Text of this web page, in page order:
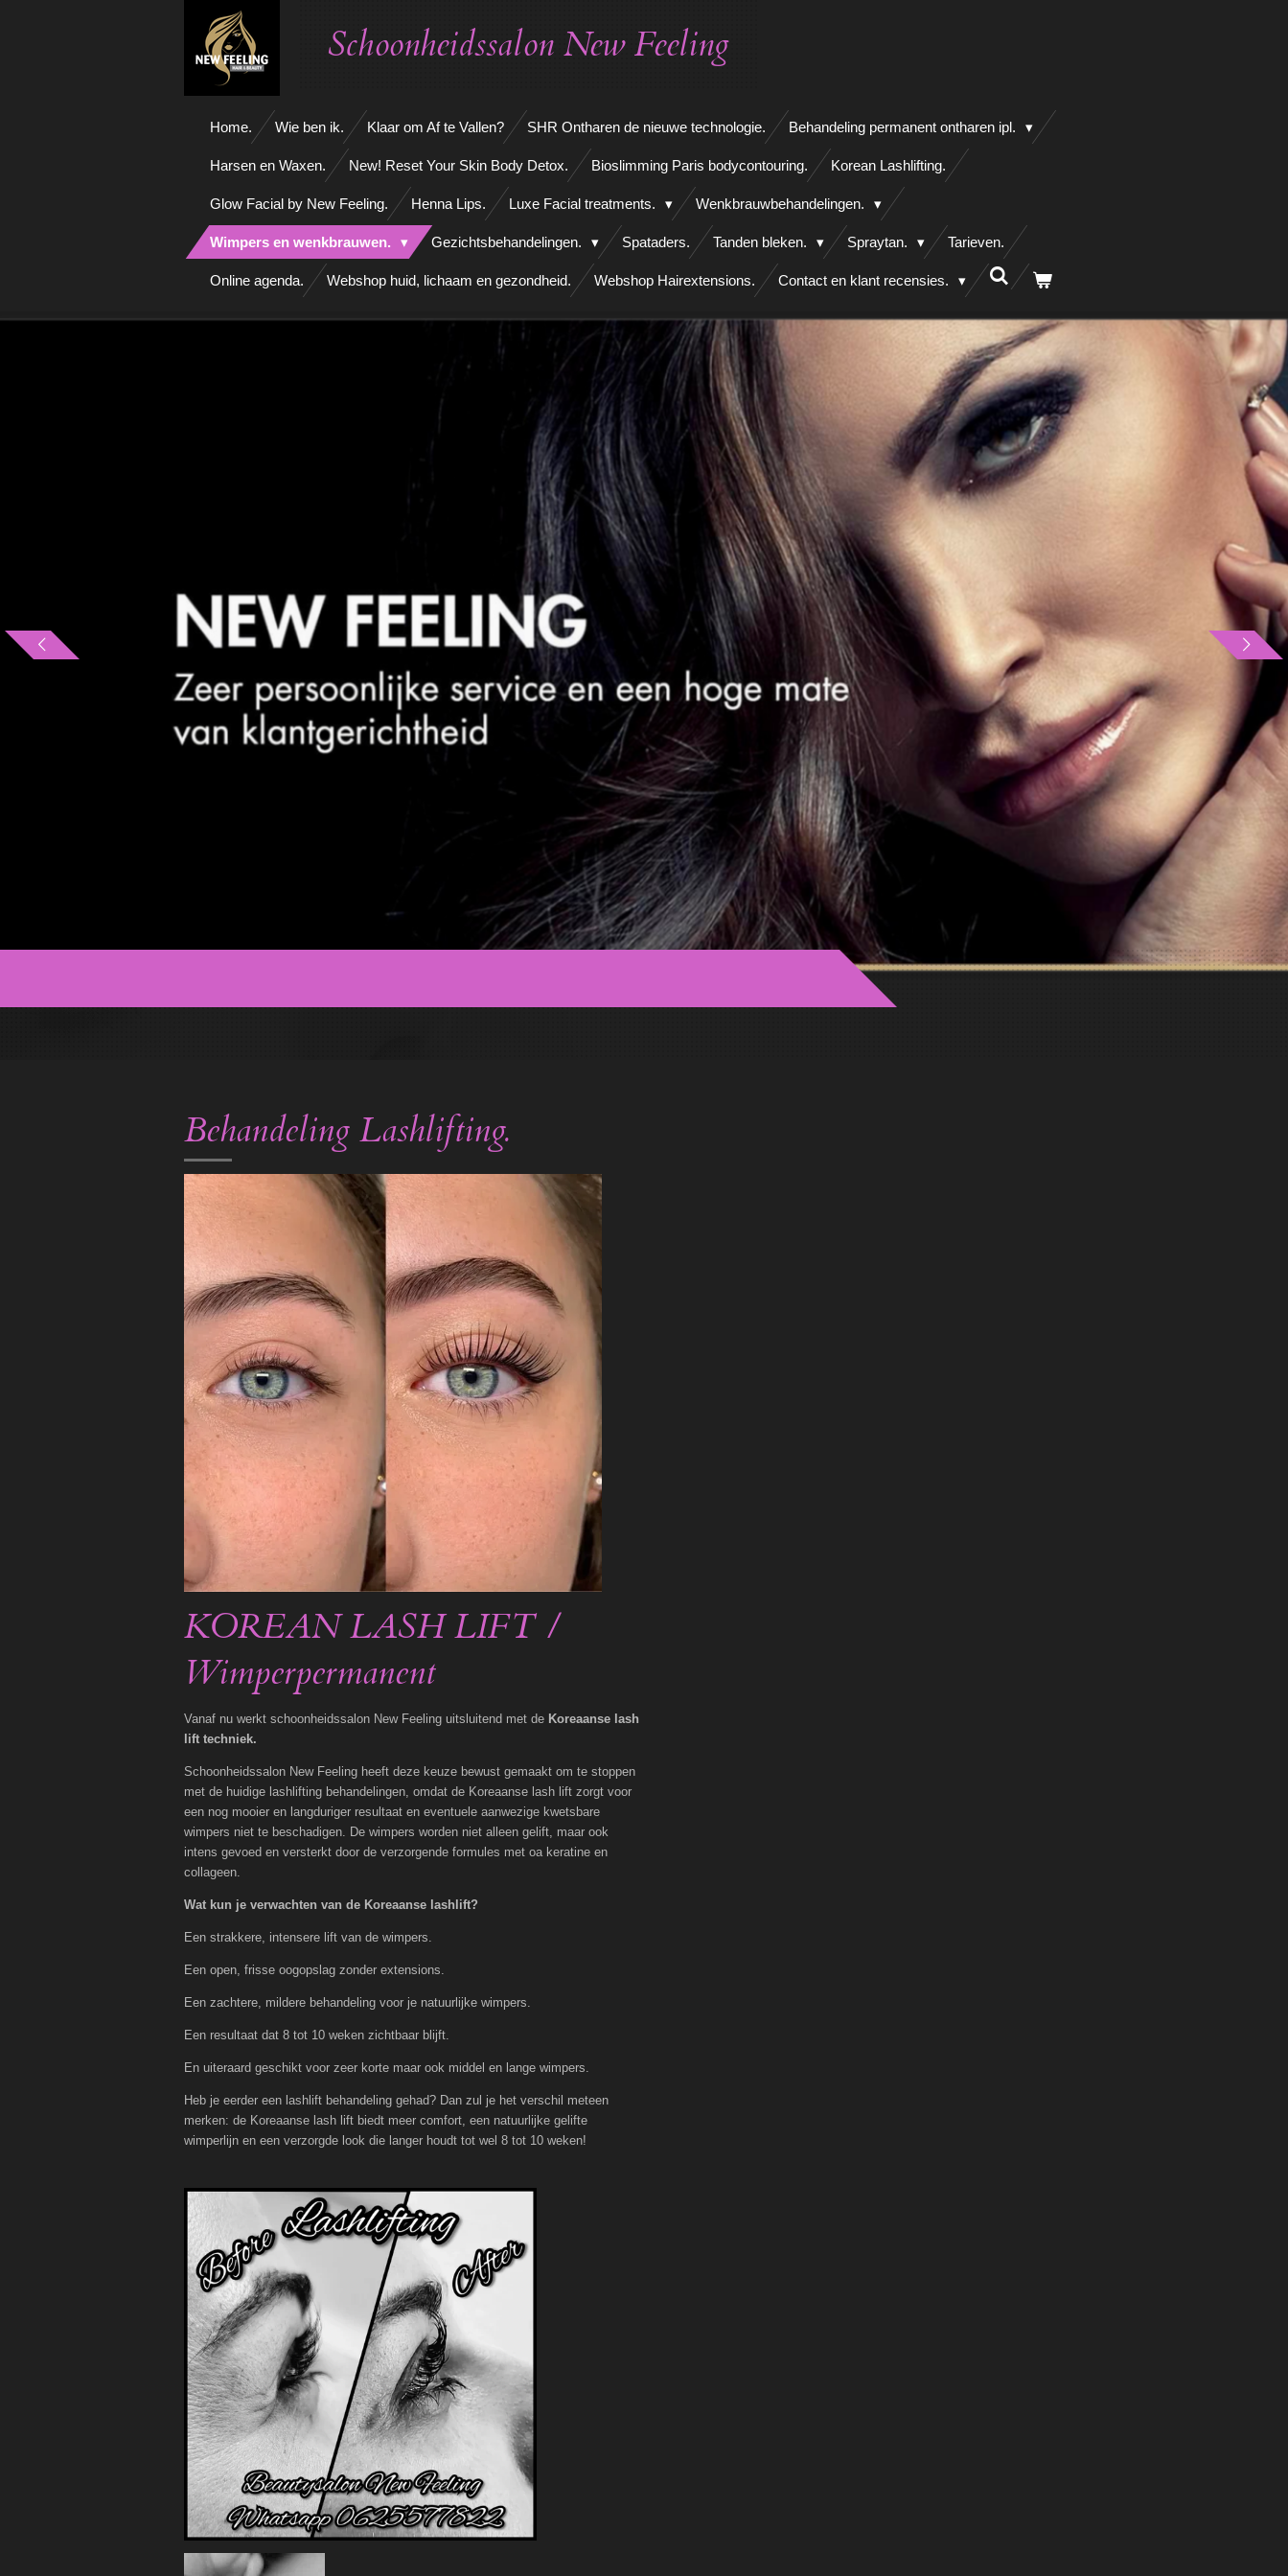
Schoonheidssalon New Feeling
Home. Wie ben ik. Klaar om Af te Vallen? SHR Ontharen de nieuwe technologie. Behandeling permanent ontharen ipl.
Harsen en Waxen. New! Reset Your Skin Body Detox. Bioslimming Paris bodycontouring. Korean Lashlifting.
Glow Facial by New Feeling. Henna Lips. Luxe Facial treatments. Wenkbrauwbehandelingen.
Wimpers en wenkbrauwen. Gezichtsbehandelingen. Spataders. Tanden bleken. Spraytan. Tarieven.
Online agenda. Webshop huid, lichaam en gezondheid. Webshop Hairextensions. Contact en klant recensies.
Behandeling Lashlifting.
KOREAN LASH LIFT /
Wimperpermanent
Vanaf nu werkt schoonheidssalon New Feeling uitsluitend met de Koreaanse lash
lift techniek.
Schoonheidssalon New Feeling heeft deze keuze bewust gemaakt om te stoppen
met de huidige lashlifting behandelingen, omdat de Koreaanse lash lift zorgt voor
een nog mooier en langduriger resultaat en eventuele aanwezige kwetsbare
wimpers niet te beschadigen. De wimpers worden niet alleen gelift, maar ook
intens gevoed en versterkt door de verzorgende formules met oa keratine en
collageen.
Wat kun je verwachten van de Koreaanse lashlift?
Een strakkere, intensere lift van de wimpers.
Een open, frisse oogopslag zonder extensions.
Een zachtere, mildere behandeling voor je natuurlijke wimpers.
Een resultaat dat 8 tot 10 weken zichtbaar blijft.
En uiteraard geschikt voor zeer korte maar ook middel en lange wimpers.
Heb je eerder een lashlift behandeling gehad? Dan zul je het verschil meteen
merken: de Koreaanse lash lift biedt meer comfort, een natuurlijke gelifte
wimperlijn en een verzorgde look die langer houdt tot wel 8 tot 10 weken!